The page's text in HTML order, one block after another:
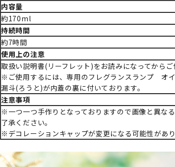
内容量
約170ml
持続時間
約7時間
使用上の注意
取扱い説明書(リーフレット)をお読みになってからご
※ご使用するには、専用のフレグランスランプ オイ
漏斗(ろうと)が内蓋の裏に付いております。
注意事項
※一つ一つ手作りとなっておりますので画像と異な
了承ください。
※デコレーションキャップが変更になる可能性があり